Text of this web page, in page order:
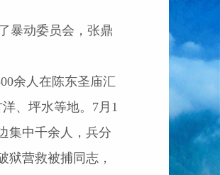
暴动委员会，张鼎
余人在陈东圣庙汇
、坪水等地。 7 月 1
集中千余人，兵分
狱营救被捕同志，